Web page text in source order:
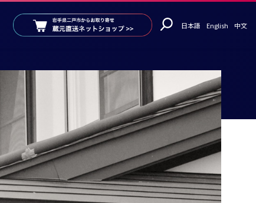
日本語 English 中文